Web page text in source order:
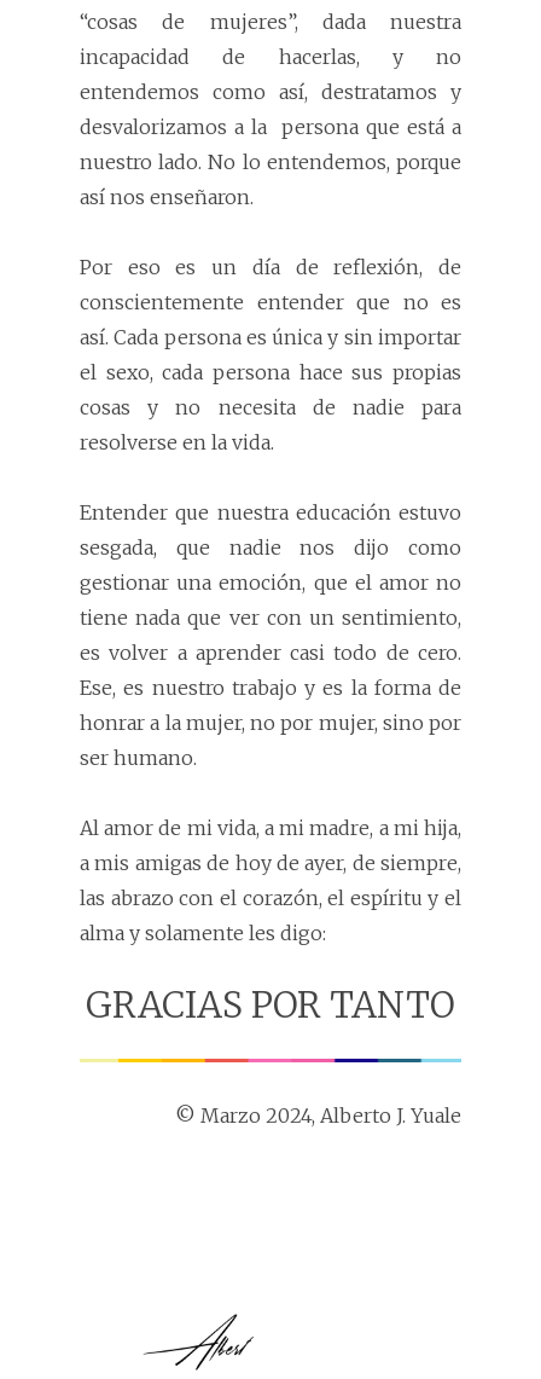
“cosas de mujeres”, dada nuestra
incapacidad de hacerlas, y no
entendemos como así, destratamos y
desvalorizamos a la persona que está a
nuestro lado. No lo entendemos, porque
así nos enseñaron.
Por eso es un día de reflexión, de
conscientemente entender que no es
así. Cada persona es única y sin importar
el sexo, cada persona hace sus propias
cosas y no necesita de nadie para
resolverse en la vida.
Entender que nuestra educación estuvo
sesgada, que nadie nos dijo como
gestionar una emoción, que el amor no
tiene nada que ver con un sentimiento,
es volver a aprender casi todo de cero.
Ese, es nuestro trabajo y es la forma de
honrar a la mujer, no por mujer, sino por
ser humano.
Al amor de mi vida, a mi madre, a mi hija,
a mis amigas de hoy de ayer, de siempre,
las abrazo con el corazón, el espíritu y el
alma y solamente les digo:
GRACIAS POR TANTO
© Marzo 2024, Alberto J. Yuale